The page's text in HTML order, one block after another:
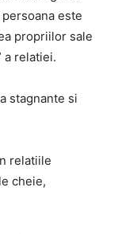
este
propriilor sale
a relatiei.
stagnante si
relatiile
cheie,